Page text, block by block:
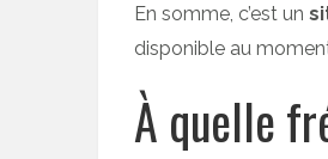
En somme, c’est un
disponible au
À quelle